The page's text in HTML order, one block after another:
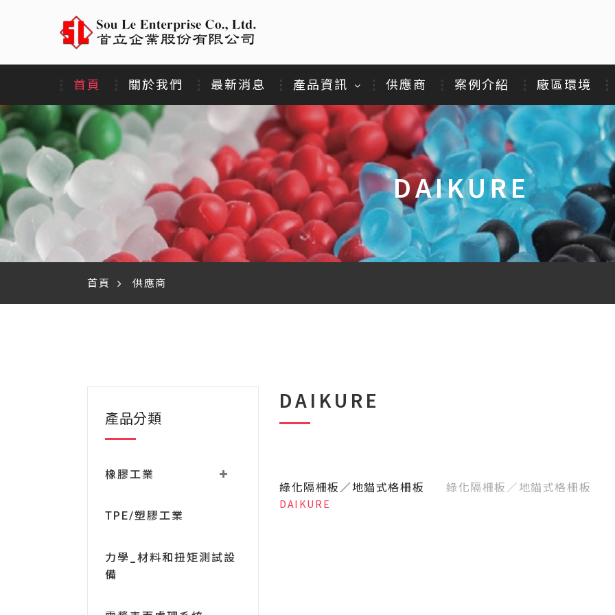
首頁 關於我們 最新消息 產品資訊 供應商 案例介紹 廠區環境
DAIKURE
首頁 供應商
產品分類
橡膠工業
TPE/塑膠工業
力學_材料和扭矩測試設
備
DAIKURE
綠化隔柵板／地錨式格柵板
DAIKURE
綠化隔柵板／地錨式格柵板